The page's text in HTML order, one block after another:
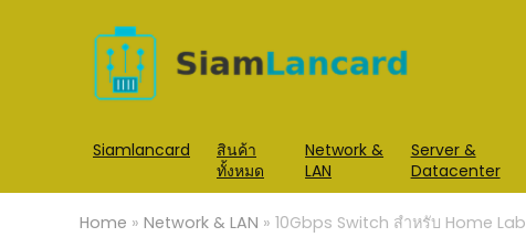
Siamlancard
สินค้า
ทั้งหมด
Network &
LAN
Server &
Datacenter
Home » Network & LAN » 10Gbps Switch สำหรับ Home